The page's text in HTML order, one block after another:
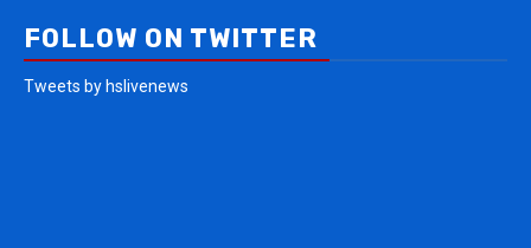
FOLLOW ON TWITTER
Tweets by hslivenews